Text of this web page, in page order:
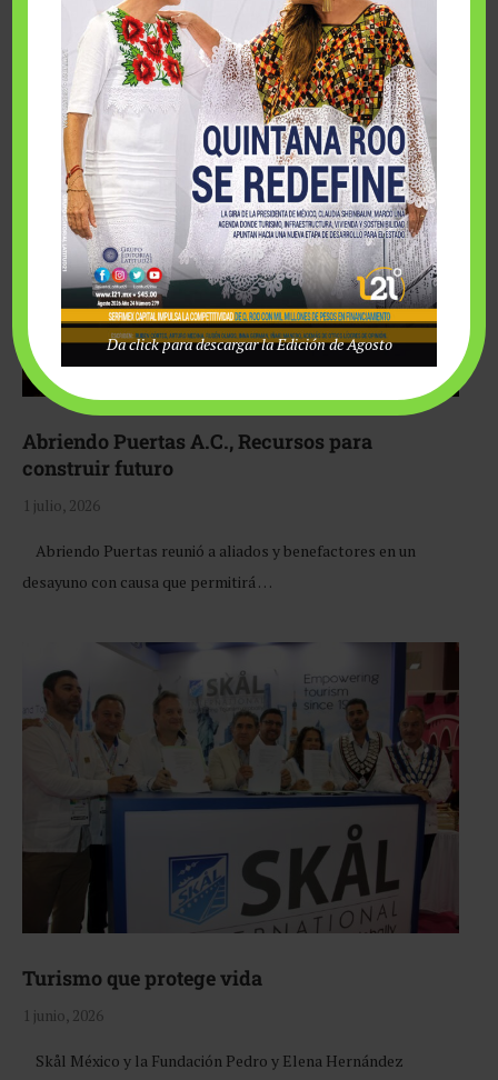
Fairmont Mayakoba y Make-A-Wish México unieron
esfuerzos para hacer realidad el deseo de una …
Abriendo Puertas A.C., Recursos para
construir futuro
1 julio, 2026
Abriendo Puertas reunió a aliados y benefactores en un
desayuno con causa que permitirá …
Turismo que protege vida
1 junio, 2026
Skål México y la Fundación Pedro y Elena Hernández
Da click para descargar la Edición de Agosto